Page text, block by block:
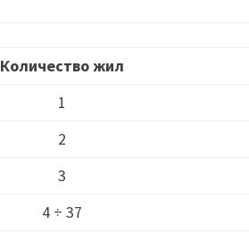
Количество жил
1
2
3
4 ÷ 37